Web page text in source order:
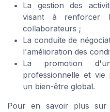
La gestion des
visant à renforcer
collaborateurs ;
La conduite de
l'amélioration des
La promotion
professionnelle et vie
un bien-être global.
Pour en savoir plus sur